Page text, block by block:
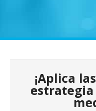
¡Aplica